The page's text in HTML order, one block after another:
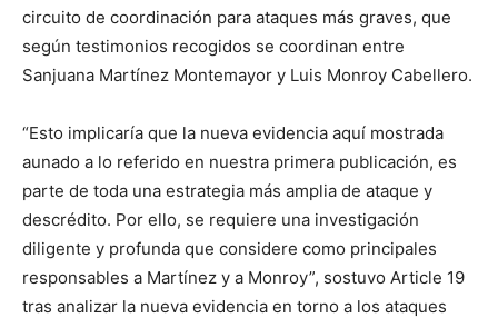
circuito de coordinación para ataques más graves, que
según testimonios recogidos se coordinan entre
Sanjuana Martínez Montemayor y Luis Monroy Cabellero.
“Esto implicaría que la nueva evidencia aquí mostrada
aunado a lo referido en nuestra primera publicación, es
parte de toda una estrategia más amplia de ataque y
descrédito. Por ello, se requiere una investigación
diligente y profunda que considere como principales
responsables a Martínez y a Monroy”, sostuvo Article 19
tras analizar la nueva evidencia en torno a los ataques